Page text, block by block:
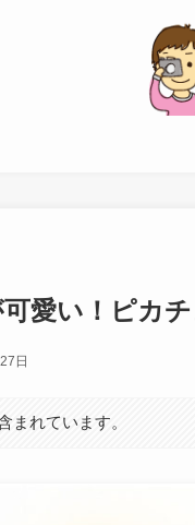
愛い！ピカ
日
まれています。